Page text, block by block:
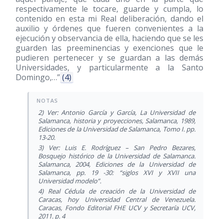
respectivamente le tocare, guarde y cumpla, lo
contenido en esta mi Real deliberación, dando el
auxilio y órdenes que fueren convenientes a la
ejecución y observancia de ella, haciendo que se les
guarden las preeminencias y exenciones que le
pudieren pertenecer y se guardan a las demás
Universidades, y particularmente a la Santo
Domingo,…”(4)
2) Ver: Antonio García y García, La Universidad de
Salamanca, historia y proyecciones, Salamanca, 1989,
Ediciones de la Universidad de Salamanca, Tomo I. pp.
13-20.
3) Ver: Luis E. Rodríguez – San Pedro Bezares,
Bosquejo histórico de la Universidad de Salamanca.
Salamanca, 2004, Ediciones de la Universidad de
Salamanca, pp. 19 -30: “siglos XVI y XVII una
Universidad modelo”.
4) Real Cédula de creación de la Universidad de
Caracas, hoy Universidad Central de Venezuela.
Caracas, Fondo Editorial FHE UCV y Secretaría UCV,
2011. p. 4